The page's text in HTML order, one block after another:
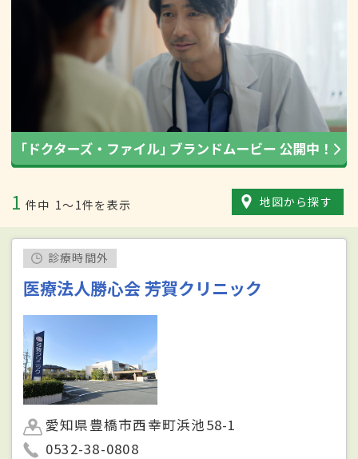
1 件中 1〜1件を表示 地図から探す
診療時間外
医療法人勝心会 芳賀クリニック
愛知県豊橋市西幸町浜池58-1
0532-38-0808